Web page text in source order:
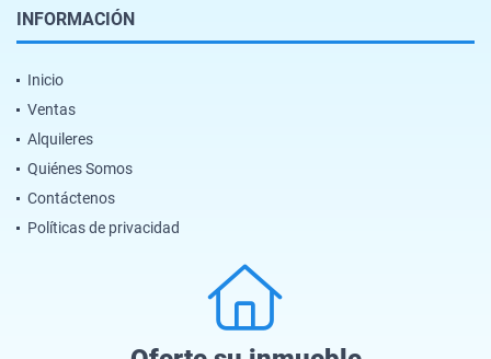
INFORMACIÓN
Inicio
Ventas
Alquileres
Quiénes Somos
Contáctenos
Políticas de privacidad